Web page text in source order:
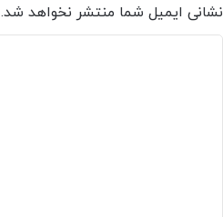
نشانی ایمیل شما منتشر نخواهد شد.